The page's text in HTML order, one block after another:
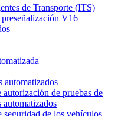
de Transporte (ITS)
V16
automatizados
autorización de pruebas de
automatizados